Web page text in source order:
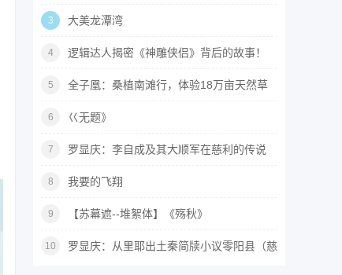
3 大美龙潭湾
4 逻辑达人揭密《神雕侠侣》背后的故事！
5
全子凰：桑植南滩行，体验18万亩天然草
6 巜无题》
7 罗显庆：李自成及其大顺军在慈利的传说
8 我要的飞翔
9 【苏幕遮--堆絮体】《殇秋》
10
罗显庆：从里耶出土秦简牍小议零阳县（慈